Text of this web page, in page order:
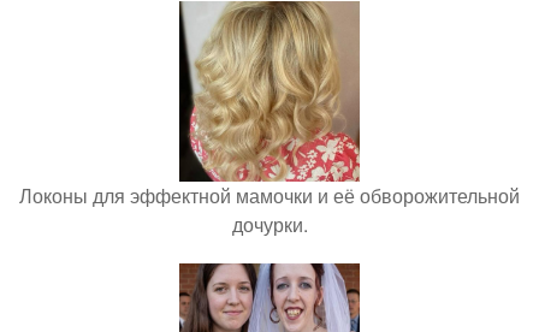
Локоны для эффектной мамочки и её обворожительной
дочурки.